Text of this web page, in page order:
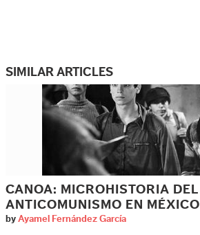
SIMILAR ARTICLES
CANOA: MICROHISTORIA DEL
ANTICOMUNISMO EN MÉXICO
by Ayamel Fernández García